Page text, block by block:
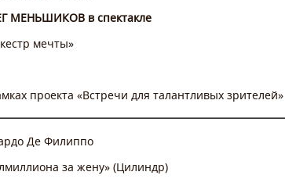
МЕНЬШИКОВ в спектакле
мечты»
проекта «Встречи для талантливых зрителей»
Де Филиппо
за жену» (Цилиндр)